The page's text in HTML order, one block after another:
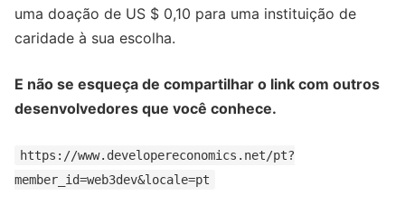
uma doação de US $ 0,10 para uma instituição de
caridade à sua escolha.
E não se esqueça de compartilhar o link com outros
desenvolvedores que você conhece.
https://www.developereconomics.net/pt?
member_id=web3dev&locale=pt